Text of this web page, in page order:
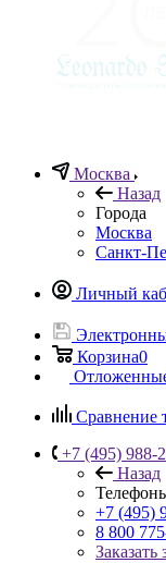
Москва
Назад
Города
Москва
Санкт-
Личный
Корзина0
Сравнение
+7 (495) 988-
Назад
+7 (495)
8 800
Заказать